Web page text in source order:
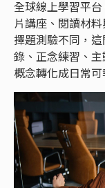
全球線上學習平台
片講座、閱讀材
擇題測驗不同，
錄、正念練習、
概念轉化成日常可